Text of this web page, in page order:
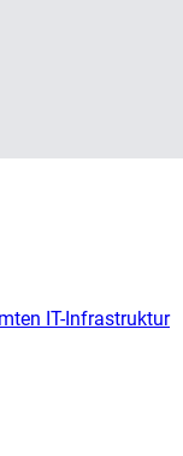
IT-Infrastruktur